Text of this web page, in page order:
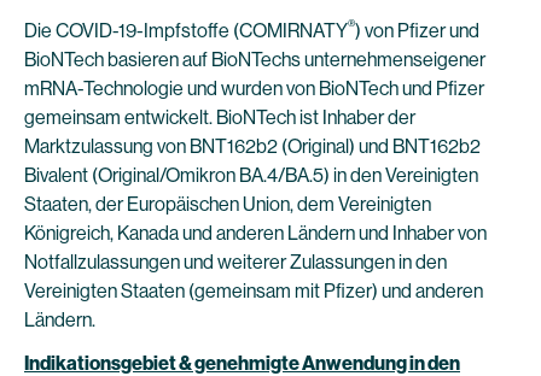
Die COVID-19-Impfstoffe (COMIRNATY®) von Pfizer und
BioNTech basieren auf BioNTechs unternehmenseigener
mRNA-Technologie und wurden von BioNTech und Pfizer
gemeinsam entwickelt. BioNTech ist Inhaber der
Marktzulassung von BNT162b2 (Original) und BNT162b2
Bivalent (Original/Omikron BA.4/BA.5) in den Vereinigten
Staaten, der Europäischen Union, dem Vereinigten
Königreich, Kanada und anderen Ländern und Inhaber von
Notfallzulassungen und weiterer Zulassungen in den
Vereinigten Staaten (gemeinsam mit Pfizer) und anderen
Ländern.
Indikationsgebiet & genehmigte Anwendung in den